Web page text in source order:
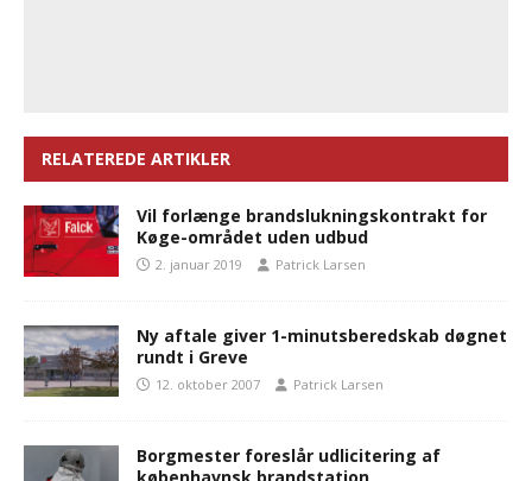
RELATEREDE ARTIKLER
Vil forlænge brandslukningskontrakt for
Køge-området uden udbud
2. januar 2019 Patrick Larsen
Ny aftale giver 1-minutsberedskab døgnet
rundt i Greve
12. oktober 2007 Patrick Larsen
Borgmester foreslår udlicitering af